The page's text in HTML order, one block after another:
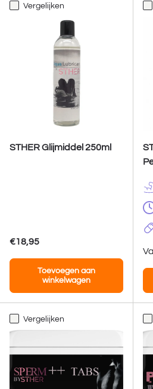
Vergelijken
STHER Glijmiddel 250ml
€18,95
Toevoegen aan
winkelwagen
Vergelijken